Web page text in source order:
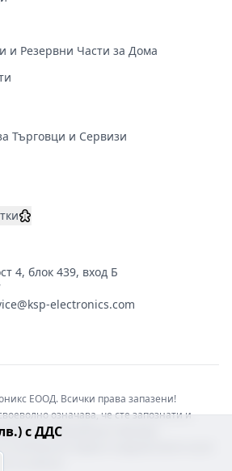
с ДДС
и Резервни Части за Дома
Търговци и Сервизи
4, блок 439, вход Б
electronics.com
ЕООД. Всички права запазени!
означава, че сте запознати и
обвързваща софтуера.
на закона!